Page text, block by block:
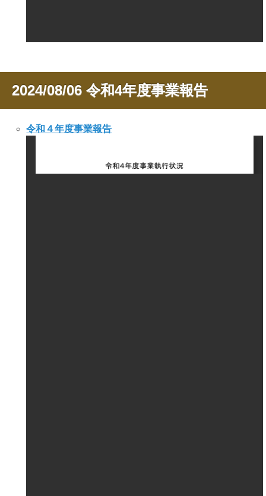
2024/08/06 令和4年度事業報告
令和４年度事業報告